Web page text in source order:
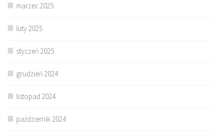
marzec 2025
luty 2025
styczeń 2025
grudzień 2024
listopad 2024
październik 2024